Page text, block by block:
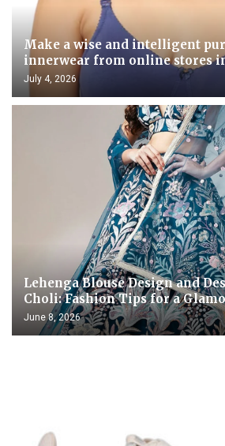
Make a wise and intelligent
innerwear from online stores
July 4, 2026
Lehenga Blouse Design and
Choli: Fashion Tips for a
June 8, 2026